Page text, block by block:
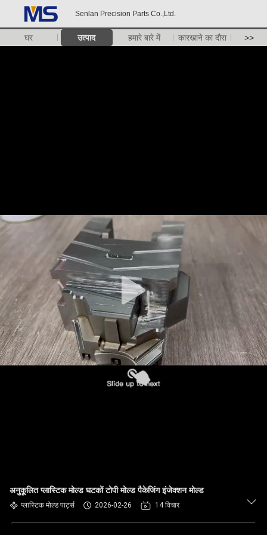
Senlan Precision Parts Co.,Ltd.
घर उत्पाद हमारे बारे में कारखाने का दौरा >>
अनुकूलित प्लास्टिक मोल्ड घटकों टोपी मोल्ड पैकेजिंग इंजेक्शन मोल्ड
प्लास्टिक मोल्ड पार्ट्स 2026-02-26 14 विचार